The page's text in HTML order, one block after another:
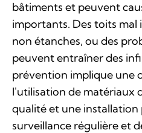
bâtiments et peuvent
importants. Des toits mal
non étanches, ou des
peuvent entraîner des
prévention implique une
l'utilisation de matériaux
qualité et une installation
surveillance régulière et